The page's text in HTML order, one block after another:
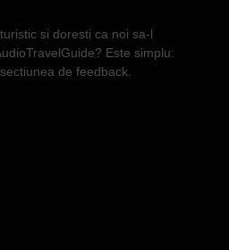
si doresti ca noi sa-l
Este simplu:
de feedback.